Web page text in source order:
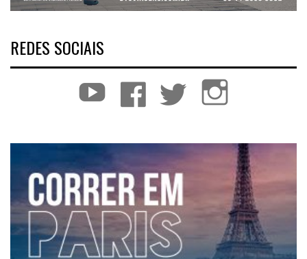
REDES SOCIAIS
YouTube Facebook Twitter